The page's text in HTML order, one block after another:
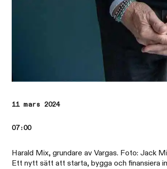
11 mars 2024
07:00
Harald Mix, grundare av Vargas. Foto: Jack
Ett nytt sätt att starta, bygga och finansiera